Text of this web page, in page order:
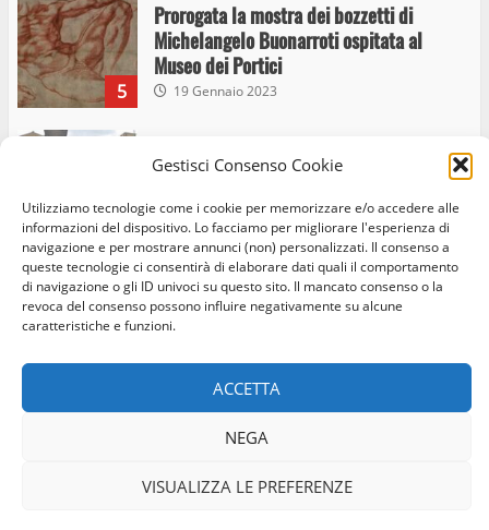
Gestisci Consenso Cookie
Utilizziamo tecnologie come i cookie per memorizzare e/o accedere alle
informazioni del dispositivo. Lo facciamo per migliorare l'esperienza di
navigazione e per mostrare annunci (non) personalizzati. Il consenso a
queste tecnologie ci consentirà di elaborare dati quali il comportamento
di navigazione o gli ID univoci su questo sito. Il mancato consenso o la
revoca del consenso possono influire negativamente su alcune
caratteristiche e funzioni.
ACCETTA
NEGA
VISUALIZZA LE PREFERENZE
5
Prorogata la mostra dei bozzetti di
Michelangelo Buonarroti ospitata al
Museo dei Portici
19 Gennaio 2023
6
Trasporto pubblico locale, trasferimento
capolinea al terminal Riello dal 15 al 17
giugno
15 Giugno 2023
Giochi Sportivi Studenteschi di Atletica a
Viterbo
10 Maggio 2023
I Carabinieri arrestano due giovani per
stupefacenti
Home Privacy Policy
Facebook
Instagram
Twitter
© Occhio Viterbese - Codice 90148040562 - N° iscrizione
Realizzato da:Coopyleft